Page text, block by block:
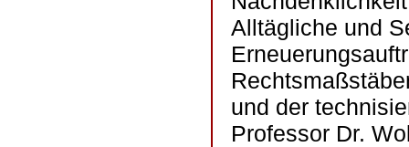
Alltägliche und
und der
Professor Dr.